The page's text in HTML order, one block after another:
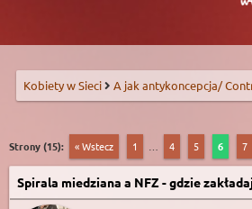
Kobiety w Sieci A jak antykoncepcja/
Strony (15): « Wstecz 1 4 5 6 7
Spirala miedziana a NFZ - gdzie